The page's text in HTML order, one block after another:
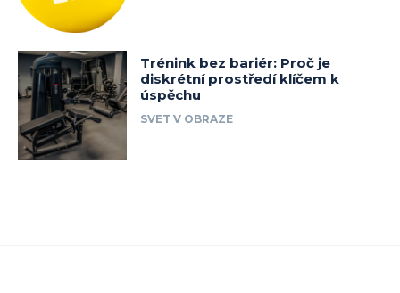
Trénink bez bariér: Proč je
diskrétní prostředí klíčem k
úspěchu
SVET V OBRAZE